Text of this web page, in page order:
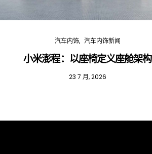
汽车内饰 汽车内饰新闻
小米澎程：以座椅定义座舱架构
23 7 月, 2026